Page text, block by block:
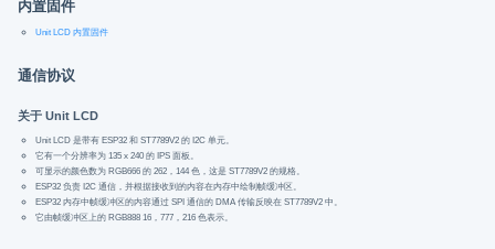
内置固件
Unit LCD 内置固件
通信协议
关于 Unit LCD
Unit LCD 是带有 ESP32 和 ST7789V2 的 I2C 单元。
它有一个分辨率为 135 x 240 的 IPS 面板。
可显示的颜色数为 RGB666 的 262，144 色，这是 ST7789V2 的规格。
ESP32 负责 I2C 通信，并根据接收到的内容在内存中绘制帧缓冲区。
ESP32 内存中帧缓冲区的内容通过 SPI 通信的 DMA 传输反映在 ST7789V2 中。
它由帧缓冲区上的 RGB888 16，777，216 色表示。